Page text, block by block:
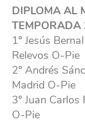
DIPLOMA AL
TEMPORADA
1º Jesús
Relevos O-Pie
2º Andrés
Madrid O-Pie
3º Juan
O-Pie